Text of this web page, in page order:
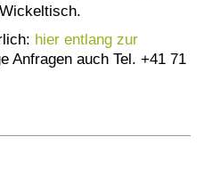
hier entlang zur
Anfragen auch Tel. +41 71